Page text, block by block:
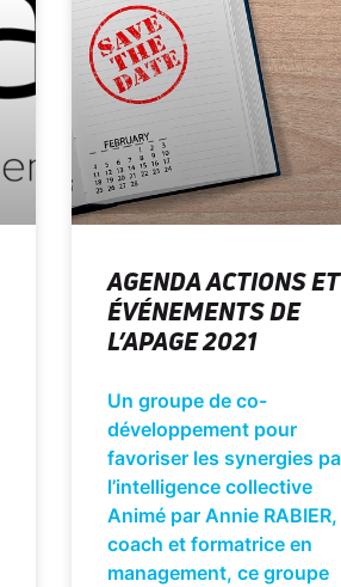
AGENDA ACTIONS ET
ÉVÉNEMENTS DE
L’APAGE 2021
Un groupe de co-
développement pour
favoriser les synergies
l’intelligence collective
Animé par Annie RABIER,
coach et formatrice en
management, ce groupe